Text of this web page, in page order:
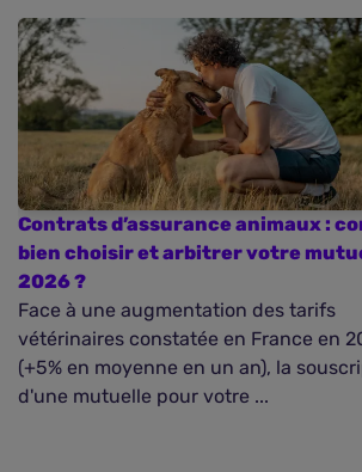
Contrats d’assurance animaux :
bien choisir et arbitrer votre
2026 ?
Face à une augmentation des tarifs
vétérinaires constatée en France en
(+5% en moyenne en un an), la
d'une mutuelle pour votre ...